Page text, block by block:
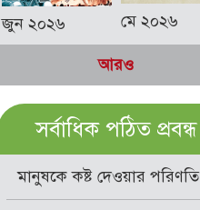
জুন ২০২৬ মে ২০২৬
আরও
সর্বাধিক পঠিত প্রবন্ধ
মানুষকে কষ্ট দেওয়ার পরিণতি